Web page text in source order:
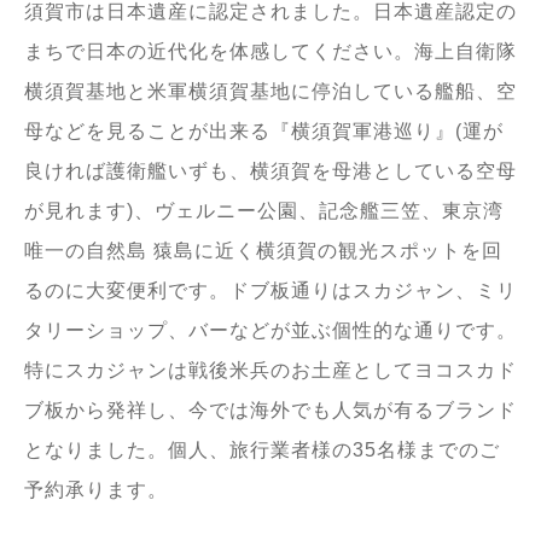
須賀市は日本遺産に認定されました。日本遺産認定の
まちで日本の近代化を体感してください。海上自衛隊
横須賀基地と米軍横須賀基地に停泊している艦船、空
母などを見ることが出来る『横須賀軍港巡り』(運が
良ければ護衛艦いずも、横須賀を母港としている空母
が見れます)、ヴェルニー公園、記念艦三笠、東京湾
唯一の自然島 猿島に近く横須賀の観光スポットを回
るのに大変便利です。ドブ板通りはスカジャン、ミリ
タリーショップ、バーなどが並ぶ個性的な通りです。
特にスカジャンは戦後米兵のお土産としてヨコスカド
ブ板から発祥し、今では海外でも人気が有るブランド
となりました。個人、旅行業者様の35名様までのご
予約承ります。